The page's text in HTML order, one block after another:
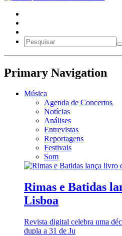
Primary Navigation
Música
Agenda de Concertos
Notícias
Análises
Entrevistas
Reportagens
Festivais
Som
Rimas e Batidas
Lisboa
Revista digital celebra uma
dupla a 31 de Ju